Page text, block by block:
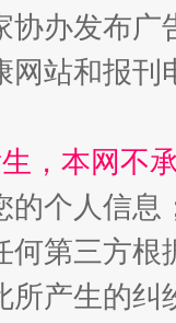
协办发布
网站和报
，本网不
的个人信息
何第三方根
所产生的纠